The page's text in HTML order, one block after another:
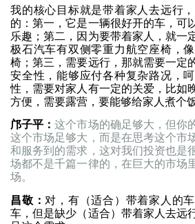
我的核心目标就是带着家人去远行
的：第一，它是一辆很好开的车，可
乐趣；第二，因为要带着家人，就一
极石汽车有双侧零重力航空座椅，
椅；第三，需要远行，那就需要一定
安全性，能够应付各种复杂路况，
性，需要对家人有一定的关爱，比如
方便，需要露营，要能够给家人煮个
邝子平：这个市场的确足够大，但你
这个市场足够大，而是在思考这个市
和服务到的需求，这对我们投资也是
场都不是千篇一律的，在巨大的市场
场。
昌敬： 对，有（适合）带着家人的
车，但是缺少（适合）带着家人去远